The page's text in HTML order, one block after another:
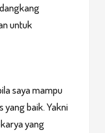
untuk
saya mampu
yang baik. Yakni
yang